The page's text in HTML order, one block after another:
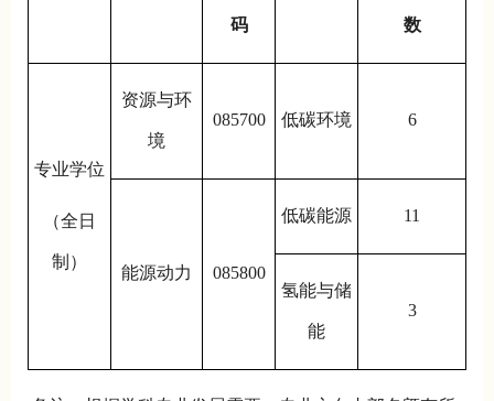
码 数
专业学位
（全日
制）
资源与环
境
085700 低碳环境 6
能源动力 085800
低碳能源 11
氢能与储
能
3